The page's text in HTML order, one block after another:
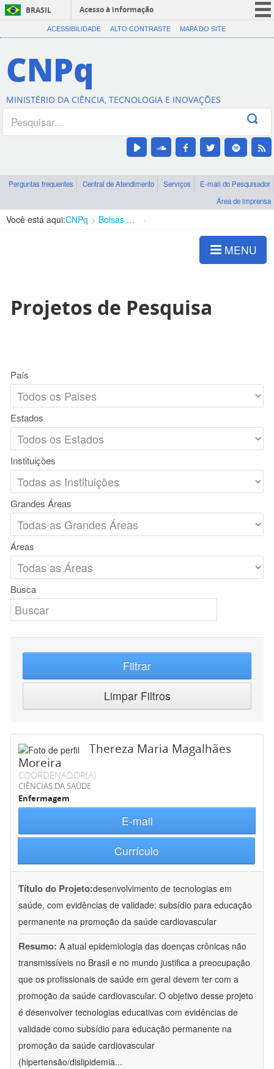
BRASIL
Acesso à informação
CORONAVÍRUS (COVID-19)
Canais
ACESSIBILIDADE ALTO CONTRASTE MAPA DO SITE
CNPq
MINISTÉRIO DA CIÊNCIA, TECNOLOGIA E INOVAÇÕES
Perguntas frequentes Central de Atendimento Serviços
E-mail do Pesquisador
Área de imprensa
Você está aqui:CNPq Bolsas e Auxílios Vigentes
MENU
Projetos de Pesquisa
País
Estados
Instituições
Grandes Áreas
Áreas
Busca
Filtrar
Limpar Filtros
Thereza Maria Magalhães
Moreira
COORDENADOR(A)
CIÊNCIAS DA SAÚDE
Enfermagem
E-mail
Currículo
Título do Projeto:desenvolvimento de tecnologias em
saúde, com evidências de validade: subsídio para educação
permanente na promoção da saúde cardiovascular
Resumo: A atual epidemiologia das doenças crônicas não
transmissíveis no Brasil e no mundo justifica a preocupação
que os profissionais de saúde em geral devem ter com a
promoção da saúde cardiovascular. O objetivo desse projeto
é desenvolver tecnologias educativas com evidências de
validade como subsídio para educação permanente na
promoção da saúde cardiovascular
(hipertensão/dislipidemia...